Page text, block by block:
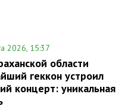
2026, 15:37
области
геккон устроил
концерт: уникальная